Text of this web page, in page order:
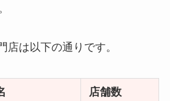
店は以下の通りです。
店舗数